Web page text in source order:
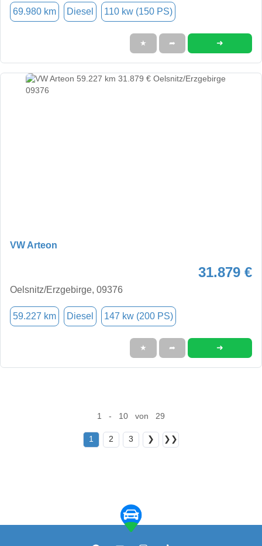
69.980 km Diesel 110 kw (150 PS)
★ ➦ ➜
VW Arteon
31.879 €
Oelsnitz/Erzgebirge, 09376
59.227 km Diesel 147 kw (200 PS)
★ ➦ ➜
1 - 10 von 29
1 2 3 ❯ ❯❯